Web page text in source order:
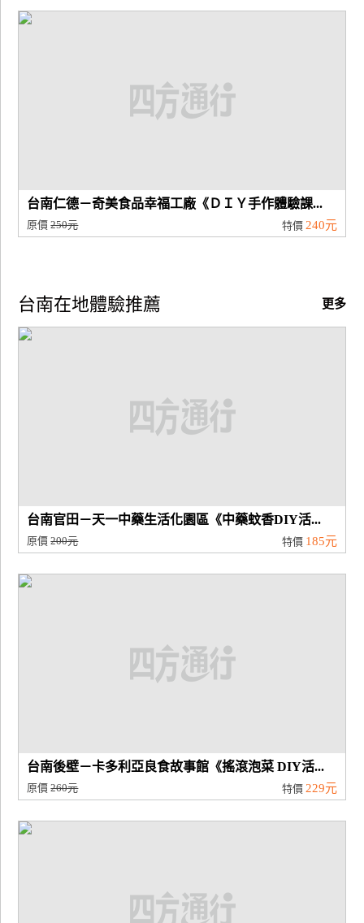
台南仁德－奇美食品幸福工廠《ＤＩＹ手作體驗課...
原價250元 特價 240元
更多
台南在地體驗推薦
台南官田－天一中藥生活化園區《中藥蚊香DIY活...
原價200元 特價 185元
台南後壁－卡多利亞良食故事館《搖滾泡菜 DIY活...
原價260元 特價 229元